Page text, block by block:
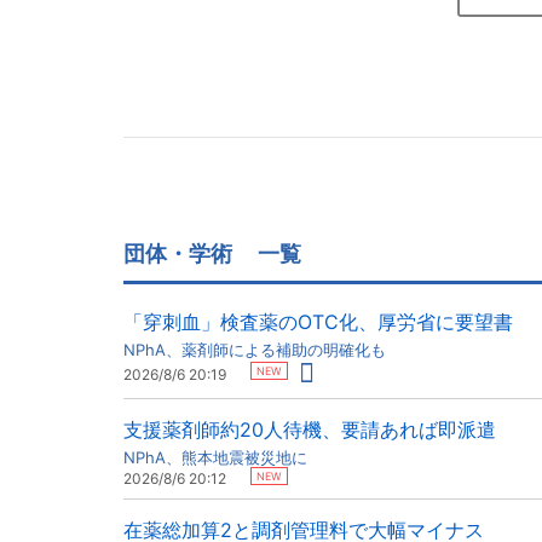
団体・学術 一覧
「穿刺血」検査薬のOTC化、厚労省に要望書
NPhA、薬剤師による補助の明確化も
2026/8/6 20:19 NEW
支援薬剤師約20人待機、要請あれば即派遣
NPhA、熊本地震被災地に
2026/8/6 20:12 NEW
在薬総加算2と調剤管理料で大幅マイナス